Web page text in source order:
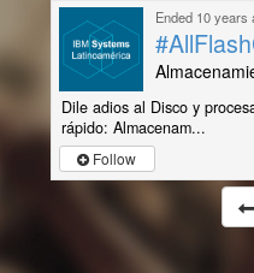
Ended 10 years
Dile adios al Disco y
rápido: Almacenam...
Follow